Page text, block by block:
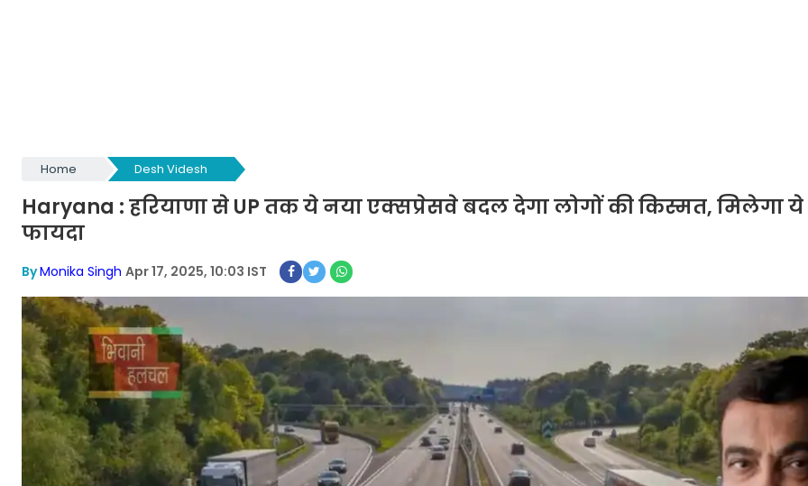
Home Desh Videsh
Haryana : हरियाणा से UP तक ये नया एक्सप्रेसवे बदल देगा लोगों की किस्मत, मिलेगा ये
फायदा
ByMonika Singh Apr 17, 2025, 10:03 IST